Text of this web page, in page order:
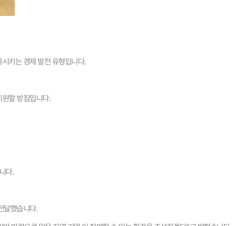
키는 경제 발전 유형입니다.
원할 방침입니다.
다.
달했습니다.